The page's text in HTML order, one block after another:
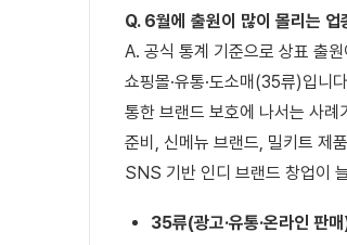
Q. 6월에 출원이 많이 몰리는 업
A. 공식 통계 기준으로 상표 출
쇼핑몰·유통·도소매(35류)입니
통한 브랜드 보호에 나서는 사
준비, 신메뉴 브랜드, 밀키트 제
SNS 기반 인디 브랜드 창업이
35류(광고·유통·온라인 판